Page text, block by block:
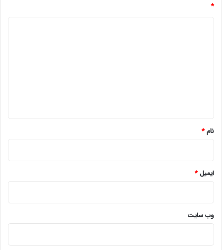
*
نام*
ایمیل*
وب‌ سایت